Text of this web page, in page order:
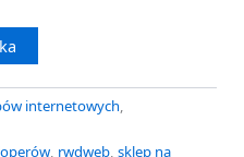
internetowych,
, rwdweb, sklep na